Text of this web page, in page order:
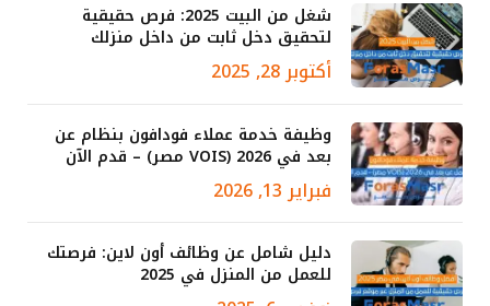
شغل من البيت 2025: فرص حقيقية
لتحقيق دخل ثابت من داخل منزلك
أكتوبر 28, 2025
وظيفة خدمة عملاء فودافون بنظام عن
بعد في 2026 (VOIS مصر) – قدم الآن
فبراير 13, 2026
دليل شامل عن وظائف أون لاين: فرصتك
للعمل من المنزل في 2025